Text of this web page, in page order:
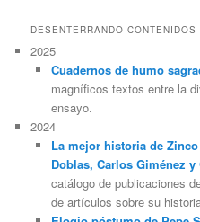
DESENTERRANDO CONTENIDOS
2025
Cuadernos de humo
magníficos textos entre la
ensayo.
2024
La mejor historia de
Doblas, Carlos Giménez
catálogo de publicaciones
de artículos sobre su